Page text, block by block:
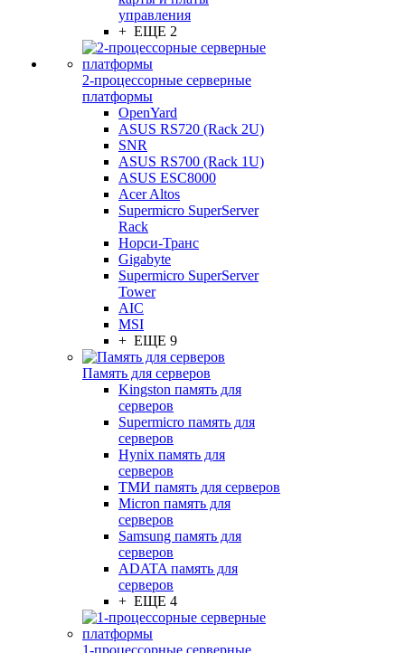
управления
+ ЕЩЕ 2
2-процессорные серверные
платформы
OpenYard
ASUS RS720 (Rack 2U)
SNR
ASUS RS700 (Rack 1U)
ASUS ESC8000
Acer Altos
Supermicro SuperServer
Rack
Норси-Транс
Gigabyte
Supermicro SuperServer
Tower
AIC
MSI
+ ЕЩЕ 9
Память для серверов
Kingston память для
серверов
Supermicro память для
серверов
Hynix память для
серверов
ТМИ память для серверов
Micron память для
серверов
Samsung память для
серверов
ADATA память для
серверов
+ ЕЩЕ 4
1-процессорные серверные